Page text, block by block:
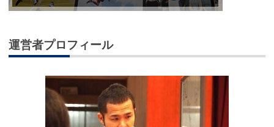
運営者プロフィール